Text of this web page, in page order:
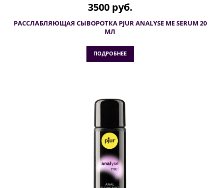
3500 руб.
РАССЛАБЛЯЮЩАЯ СЫВОРОТКА PJUR ANALYSE ME SERUM 20
МЛ
ПОДРОБНЕЕ